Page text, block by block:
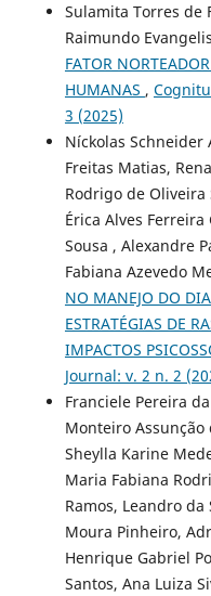
Sulamita Torres de
Raimundo
FATOR
HUMANAS ,
3 (2025)
Níckolas Schneider
Freitas Matias,
Rodrigo de Oliveira
Érica Alves
Sousa , Alexandre
Fabiana Azevedo
NO MANEJO DO
ESTRATÉGIAS DE
IMPACTOS
Journal: v. 2 n. 2
Franciele Pereira
Monteiro Assunção
Sheylla Karine
Maria Fabiana
Ramos, Leandro da
Moura Pinheiro,
Henrique Gabriel
Santos, Ana Luiza